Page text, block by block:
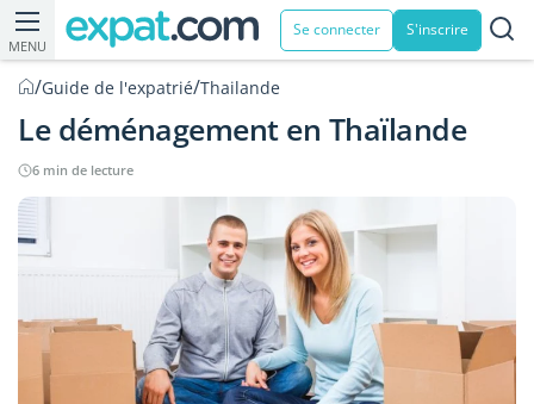
MENU
Se connecter S'inscrire
/Guide de l'expatrié/Thailande
Le déménagement en Thaïlande
6 min de lecture